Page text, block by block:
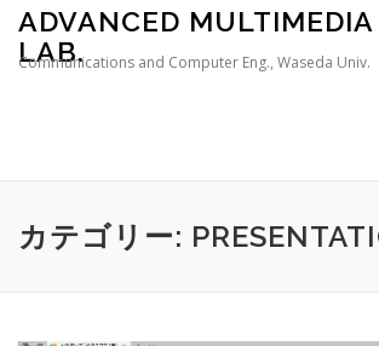
コンテンツへスキップ
ADVANCED MULTIMEDIA
LAB.
Communications and Computer Eng., Waseda Univ.
カテゴリー: